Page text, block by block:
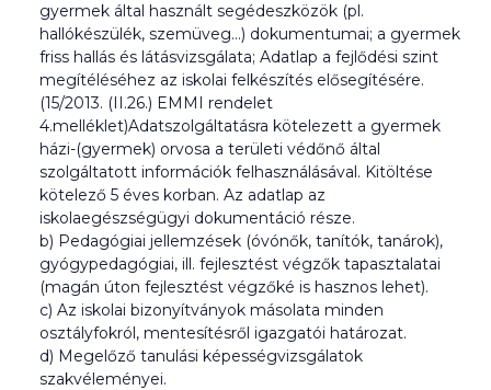
gyermek által használt segédeszközök (pl.
hallókészülék, szemüveg…) dokumentumai; a gyermek
friss hallás és látásvizsgálata; Adatlap a fejlődési szint
megítéléséhez az iskolai felkészítés elősegítésére.
(15/2013. (II.26.) EMMI rendelet
4.melléklet)Adatszolgáltatásra kötelezett a gyermek
házi-(gyermek) orvosa a területi védőnő által
szolgáltatott információk felhasználásával. Kitöltése
kötelező 5 éves korban. Az adatlap az
iskolaegészségügyi dokumentáció része.
b) Pedagógiai jellemzések (óvónők, tanítók, tanárok),
gyógypedagógiai, ill. fejlesztést végzők tapasztalatai
(magán úton fejlesztést végzőké is hasznos lehet).
c) Az iskolai bizonyítványok másolata minden
osztályfokról, mentesítésről igazgatói határozat.
d) Megelőző tanulási képességvizsgálatok
szakvéleményei.